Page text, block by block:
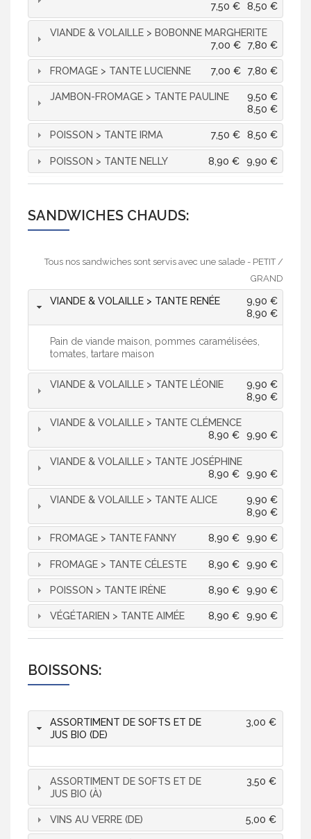
8,50 €
7,50 €
VIANDE & VOLAILLE > BOBONNE MARGHERITE
7,80 €
7,00 €
FROMAGE > TANTE LUCIENNE 7,80 €
7,00 €
JAMBON-FROMAGE > TANTE PAULINE
9,50 €
8,50 €
POISSON > TANTE IRMA 8,50 €
7,50 €
POISSON > TANTE NELLY 9,90 €
8,90 €
SANDWICHES CHAUDS:
Tous nos sandwiches sont servis avec une salade - PETIT /
GRAND
VIANDE & VOLAILLE > TANTE RENÉE
9,90 €
8,90 €
Pain de viande maison, pommes caramélisées,
tomates, tartare maison
VIANDE & VOLAILLE > TANTE LÉONIE
9,90 €
8,90 €
VIANDE & VOLAILLE > TANTE CLÉMENCE
9,90 €
8,90 €
VIANDE & VOLAILLE > TANTE JOSÉPHINE
9,90 €
8,90 €
VIANDE & VOLAILLE > TANTE ALICE
9,90 €
8,90 €
FROMAGE > TANTE FANNY 9,90 €
8,90 €
FROMAGE > TANTE CÉLESTE 9,90 €
8,90 €
POISSON > TANTE IRÈNE 9,90 €
8,90 €
VÉGÉTARIEN > TANTE AIMÉE 9,90 €
8,90 €
BOISSONS:
ASSORTIMENT DE SOFTS ET DE
JUS BIO (DE)
3,00 €
ASSORTIMENT DE SOFTS ET DE
JUS BIO (À)
3,50 €
VINS AU VERRE (DE) 5,00 €